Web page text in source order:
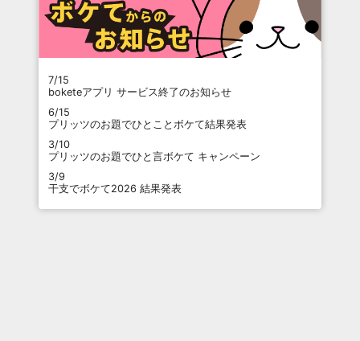
7/15
boketeアプリ サービス終了のお知らせ
6/15
プリッツのお題でひとことボケて結果発表
3/10
プリッツのお題でひと言ボケて キャンペーン
3/9
干支でボケて2026 結果発表